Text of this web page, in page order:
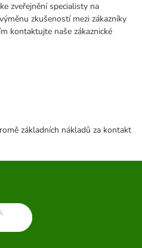
zveřejnění specialisty na
zkušeností mezi zákazníky
kontaktujte naše zákaznické
základních nákladů za kontakt